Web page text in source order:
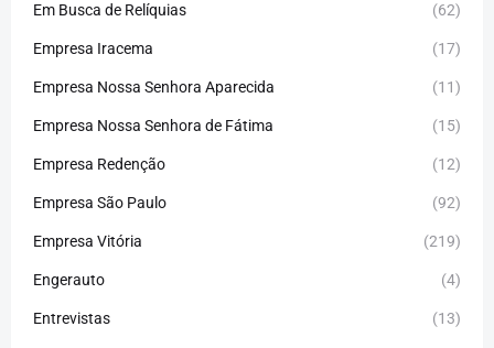
Em Busca de Relíquias (62)
Empresa Iracema (17)
Empresa Nossa Senhora Aparecida (11)
Empresa Nossa Senhora de Fátima (15)
Empresa Redenção (12)
Empresa São Paulo (92)
Empresa Vitória (219)
Engerauto (4)
Entrevistas (13)